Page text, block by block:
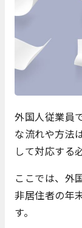
外国人従業員
な流れや方法
して対応する
ここでは、外
非居住者の年
す。